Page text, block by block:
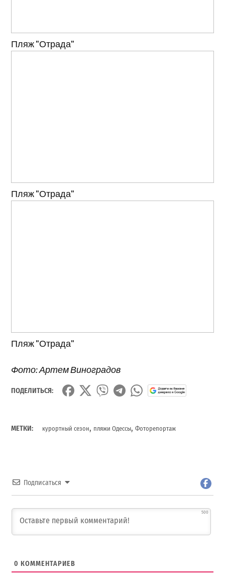
Пляж "Отрада"
Пляж "Отрада"
Пляж "Отрада"
Фото: Артем Виноградов
ПОДЕЛИТЬСЯ:
МЕТКИ: курортный сезон, пляжи Одессы,Фоторепортаж
Подписаться
500
0 КОММЕНТАРИЕВ